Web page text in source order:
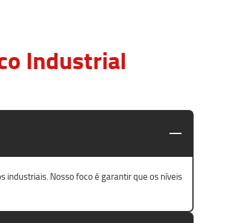
Industrial
industriais. Nosso foco é garantir que os níveis